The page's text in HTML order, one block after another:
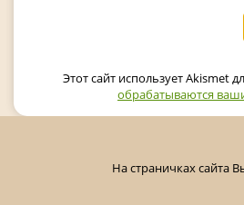
Этот сайт использует Akismet
обрабатываются
На страничках сайта